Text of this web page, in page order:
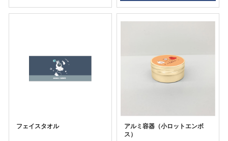
フェイスタオル
アルミ容器（小ロットエンボ
ス）